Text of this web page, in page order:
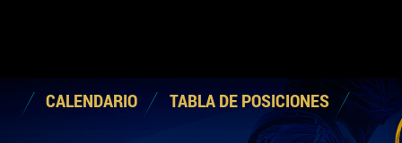
CALENDARIO TABLA DE POSICIONES